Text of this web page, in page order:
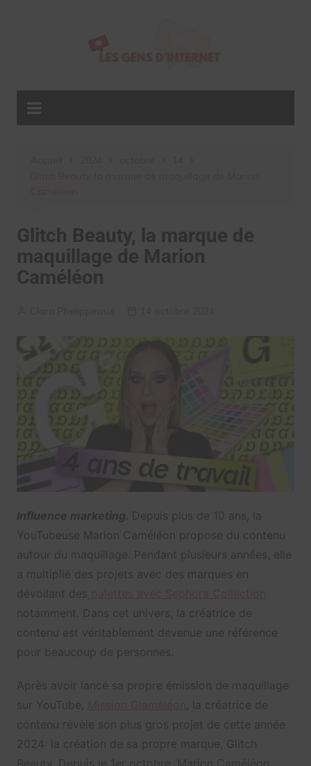
Glitch Beauty, la marque de
maquillage de Marion
Caméléon
Influence marketing. Depuis plus de 10 ans, la
YouTubeuse Marion Caméléon propose du contenu
autour du maquillage. Pendant plusieurs années, elle
a multiplié des projets avec des marques en
dévoilant des
notamment. Dans cet univers, la créatrice de
contenu est véritablement devenue une référence
pour beaucoup de personnes.
Après avoir lancé sa propre émission de maquillage
sur YouTube,
, la créatrice de
contenu révèle son plus gros projet de cette année
2024: la création de sa propre marque, Glitch